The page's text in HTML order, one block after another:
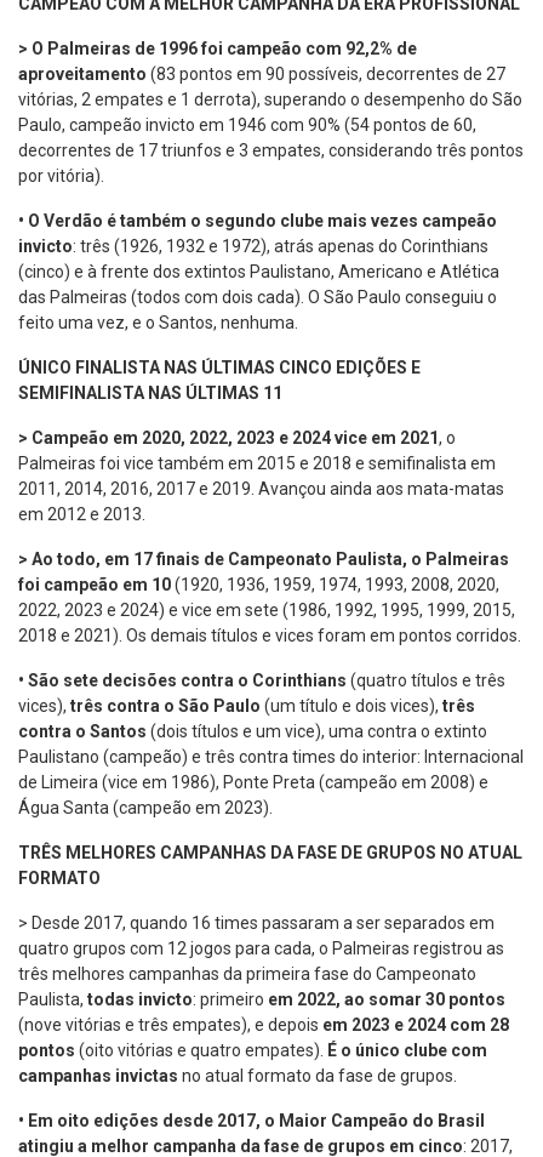
> O Palmeiras de 1996 foi campeão com 92,2% de
aproveitamento (83 pontos em 90 possíveis, decorrentes de 27
vitórias, 2 empates e 1 derrota), superando o desempenho do São
Paulo, campeão invicto em 1946 com 90% (54 pontos de 60,
decorrentes de 17 triunfos e 3 empates, considerando três pontos
por vitória).
• O Verdão é também o segundo clube mais vezes campeão
invicto: três (1926, 1932 e 1972), atrás apenas do Corinthians
(cinco) e à frente dos extintos Paulistano, Americano e Atlética
das Palmeiras (todos com dois cada). O São Paulo conseguiu o
feito uma vez, e o Santos, nenhuma.
ÚNICO FINALISTA NAS ÚLTIMAS CINCO EDIÇÕES E
SEMIFINALISTA NAS ÚLTIMAS 11
> Campeão em 2020, 2022, 2023 e 2024 vice em 2021, o
Palmeiras foi vice também em 2015 e 2018 e semifinalista em
2011, 2014, 2016, 2017 e 2019. Avançou ainda aos mata-matas
em 2012 e 2013.
> Ao todo, em 17 finais de Campeonato Paulista, o Palmeiras
foi campeão em 10(1920, 1936, 1959, 1974, 1993, 2008, 2020,
2022, 2023 e 2024) e vice em sete (1986, 1992, 1995, 1999, 2015,
2018 e 2021). Os demais títulos e vices foram em pontos corridos.
• São sete decisões contra o Corinthians (quatro títulos e três
vices), três contra o São Paulo (um título e dois vices), três
contra o Santos (dois títulos e um vice), uma contra o extinto
Paulistano (campeão) e três contra times do interior: Internacional
de Limeira (vice em 1986), Ponte Preta (campeão em 2008) e
Água Santa (campeão em 2023).
TRÊS MELHORES CAMPANHAS DA FASE DE GRUPOS NO ATUAL
FORMATO
> Desde 2017, quando 16 times passaram a ser separados em
quatro grupos com 12 jogos para cada, o Palmeiras registrou as
três melhores campanhas da primeira fase do Campeonato
Paulista, todas invicto: primeiro em 2022, ao somar 30 pontos
(nove vitórias e três empates), e depois em 2023 e 2024 com 28
pontos (oito vitórias e quatro empates).
É o único clube com
campanhas invictas no atual formato da fase de grupos.
• Em oito edições desde 2017, o Maior Campeão do Brasil
atingiu a melhor campanha da fase de grupos em cinco: 2017,